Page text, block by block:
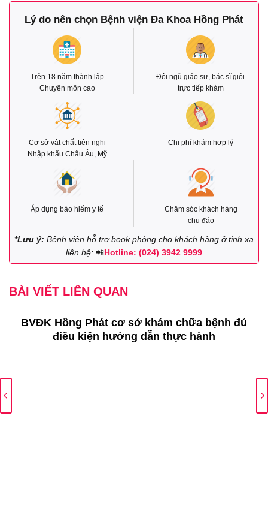
Lý do nên chọn Bệnh viện Đa Khoa Hồng Phát
Trên 18 năm thành lập
Chuyên môn cao
Đội ngũ giáo sư, bác sĩ giỏi
trực tiếp khám
Cơ sở vật chất tiện nghi
Nhập khẩu Châu Âu, Mỹ
Chi phí khám hợp lý
Áp dụng bảo hiểm y tế
Chăm sóc khách hàng
chu đáo
*Lưu ý: Bệnh viện hỗ trợ book phòng cho khách hàng ở tỉnh xa
liên hệ: 📲Hotline: (024) 3942 9999
BÀI VIẾT LIÊN QUAN
BVĐK Hồng Phát cơ sở khám chữa bệnh đủ
điều kiện hướng dẫn thực hành